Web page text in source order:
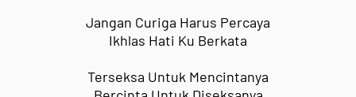
Jangan Curiga Harus Percaya
Ikhlas Hati Ku Berkata
Terseksa Untuk Mencintanya